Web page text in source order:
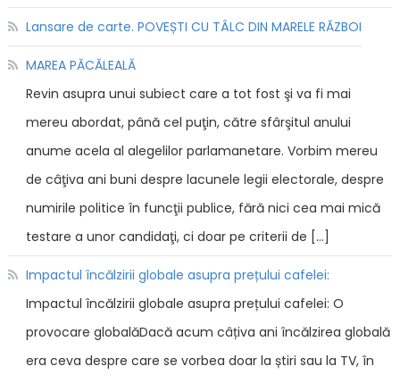
Lansare de carte. POVEȘTI CU TÂLC DIN MARELE RĂZBOI
MAREA PĂCĂLEALĂ
Revin asupra unui subiect care a tot fost şi va fi mai
mereu abordat, până cel puţin, către sfârşitul anului
anume acela al alegelilor parlamanetare. Vorbim mereu
de câţiva ani buni despre lacunele legii electorale, despre
numirile politice în funcţii publice, fără nici cea mai mică
testare a unor candidaţi, ci doar pe criterii de […]
Impactul încălzirii globale asupra prețului cafelei:
Impactul încălzirii globale asupra prețului cafelei: O
provocare globalăDacă acum câțiva ani încălzirea globală
era ceva despre care se vorbea doar la știri sau la TV, în